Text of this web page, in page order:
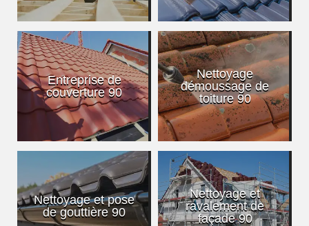
Entreprise de
couverture 90
Nettoyage
démoussage de
toiture 90
Nettoyage et pose
de gouttière 90
Nettoyage et
ravalement de
façade 90